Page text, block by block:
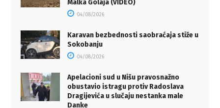
Malka Golaja (VIDEO)
04/08/2026
Karavan bezbednosti saobraćaja stiže u
Sokobanju
04/08/2026
Apelacioni sud u Nišu pravosnažno
obustavio istragu protiv Radoslava
Dragijevića u slučaju nestanka male
Danke